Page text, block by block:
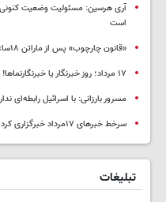
آری هرسین: مسئولیت وضعیت کنونی
است
«قانون چارچوب» پس از ماراتن ۱۸ساعته از کمیسیون عدالت گذشت
١٧ مرداد؛ روز خبرنگار یا خبرنگارنماها!
مسرور بارزانی: با اسرائیل رابطه‌ای
سرخط خبرهای ۱۷مرداد خبرگزاری کردپرس
تبلیغات